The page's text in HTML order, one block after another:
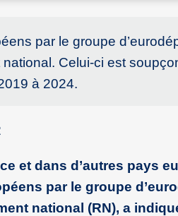
par le groupe
Celui-ci est
à 2024.
et dans d’autres pays
par le groupe
national (RN), a